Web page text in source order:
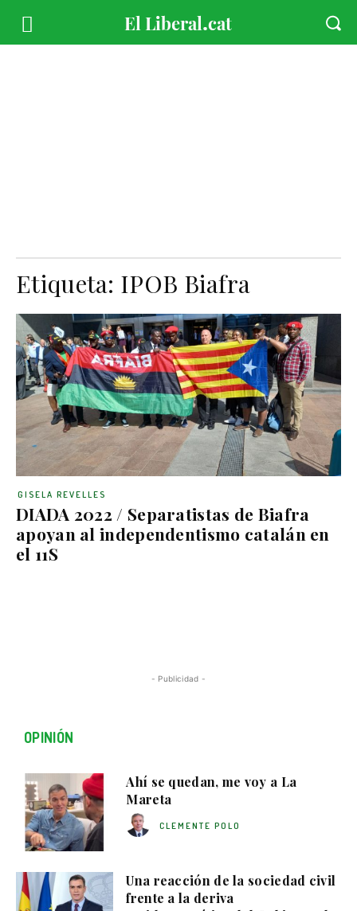
Etiqueta: IPOB Biafra
DIADA 2022 / Separatistas de Biafra
apoyan al independentismo catalán en
el 11S
GISELA REVELLES
- Publicidad -
OPINIÓN
Ahí se quedan, me voy a La
Mareta
CLEMENTE POLO
Una reacción de la sociedad civil
frente a la deriva